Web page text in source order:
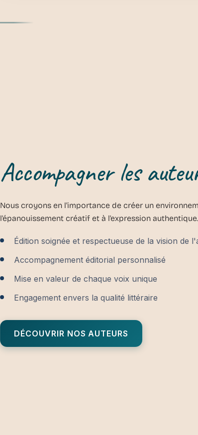
Accompagner les
Nous croyons en l'importance de créer un
l'épanouissement créatif et à l'expression authentique.
Édition soignée et respectueuse de la vision de
Accompagnement éditorial personnalisé
Mise en valeur de chaque voix unique
Engagement envers la qualité littéraire
DÉCOUVRIR NOS AUTEURS